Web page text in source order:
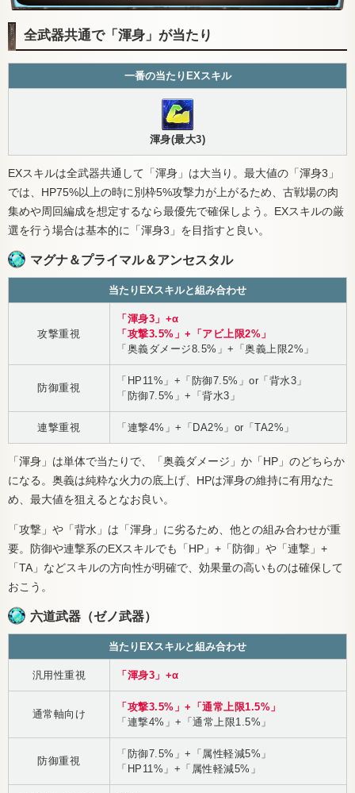
全武器共通で「渾身」が当たり
一番の当たりEXスキル
渾身(最大3)
EXスキルは全武器共通して「渾身」は大当り。最大値の「渾身3」
では、HP75%以上の時に別枠5%攻撃力が上がるため、古戦場の肉
集めや周回編成を想定するなら最優先で確保しよう。EXスキルの厳
選を行う場合は基本的に「渾身3」を目指すと良い。
マグナ＆プライマル＆アンセスタル
当たりEXスキルと組み合わせ
攻撃重視
「渾身3」+α
「攻撃3.5%」+「アビ上限2%」
「奥義ダメージ8.5%」+「奥義上限2%」
防御重視
「HP11%」+「防御7.5%」or「背水3」
「防御7.5%」+「背水3」
連撃重視 「連撃4%」+「DA2%」or「TA2%」
「渾身」は単体で当たりで、「奥義ダメージ」か「HP」のどちらか
になる。奥義は純粋な火力の底上げ、HPは渾身の維持に有用なた
め、最大値を狙えるとなお良い。
「攻撃」や「背水」は「渾身」に劣るため、他との組み合わせが重
要。防御や連撃系のEXスキルでも「HP」+「防御」や「連撃」+
「TA」などスキルの方向性が明確で、効果量の高いものは確保して
おこう。
六道武器（ゼノ武器）
当たりEXスキルと組み合わせ
汎用性重視 「渾身3」+α
通常軸向け
「攻撃3.5%」+「通常上限1.5%」
「連撃4%」+「通常上限1.5%」
防御重視
「防御7.5%」+「属性軽減5%」
「HP11%」+「属性軽減5%」